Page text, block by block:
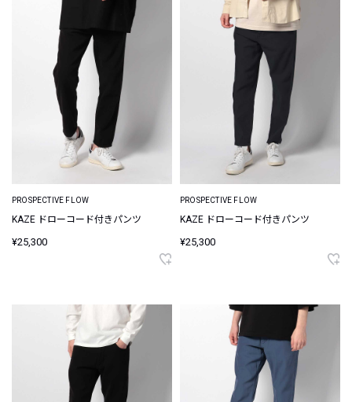
PROSPECTIVE FLOW
KAZE ドローコード付きパンツ
¥25,300
PROSPECTIVE FLOW
KAZE ドローコード付きパンツ
¥25,300